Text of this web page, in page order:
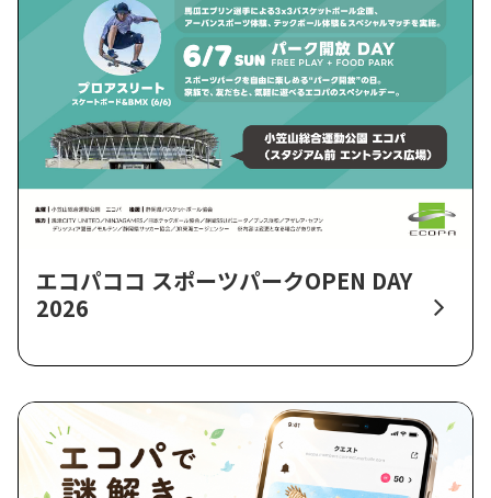
エコパココ スポーツパークOPEN DAY
2026